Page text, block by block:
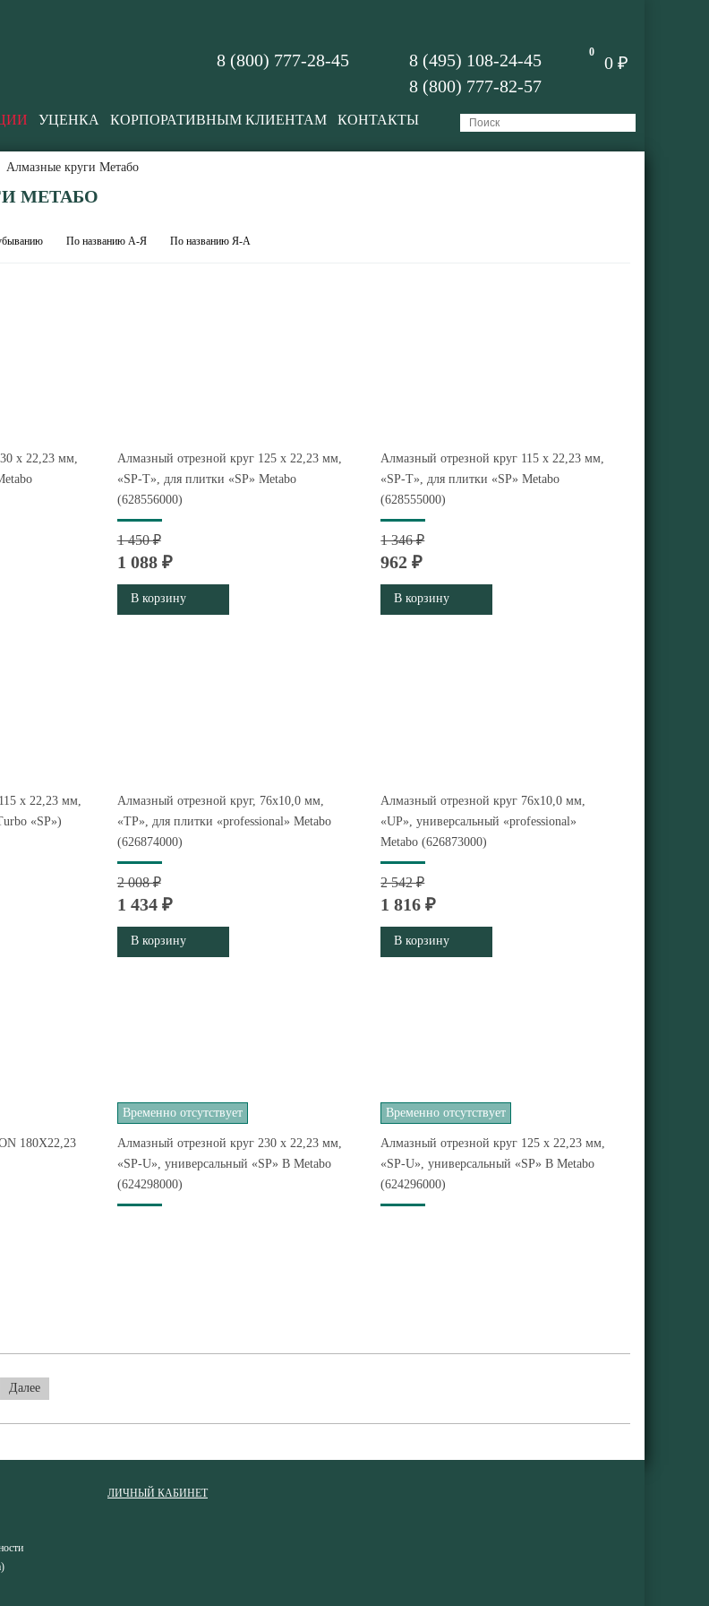
0
0 ₽
8 (495) 108-24-45
8 (800) 777-82-57
8 (800) 777-28-45
УЦЕНКА КОРПОРАТИВНЫМ КЛИЕНТАМ КОНТАКТЫ
Алмазные круги Метабо
МЕТАБО
По названию А-Я По названию Я-А
x 22,23 мм,
Алмазный отрезной круг 125 x 22,23 мм,
«SP-T», для плитки «SP» Metabo
(628556000)
1 450 ₽
1 088 ₽
В корзину
Алмазный отрезной круг 115 x 22,23 мм,
«SP-T», для плитки «SP» Metabo
(628555000)
1 346 ₽
962 ₽
В корзину
x 22,23 мм,
«SP»)
Алмазный отрезной круг, 76x10,0 мм,
«TP», для плитки «professional» Metabo
(626874000)
2 008 ₽
1 434 ₽
В корзину
Алмазный отрезной круг 76x10,0 мм,
«UP», универсальный «professional»
Metabo (626873000)
2 542 ₽
1 816 ₽
В корзину
180X22,23
Временно отсутствует
Алмазный отрезной круг 230 x 22,23 мм,
«SP-U», универсальный «SP» B Metabo
(624298000)
Временно отсутствует
Алмазный отрезной круг 125 x 22,23 мм,
«SP-U», универсальный «SP» B Metabo
(624296000)
Далее
ЛИЧНЫЙ КАБИНЕТ